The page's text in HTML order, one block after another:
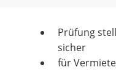
Prüfung
sicher
für